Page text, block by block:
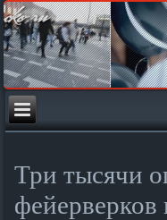
Три тысячи
фейерверков